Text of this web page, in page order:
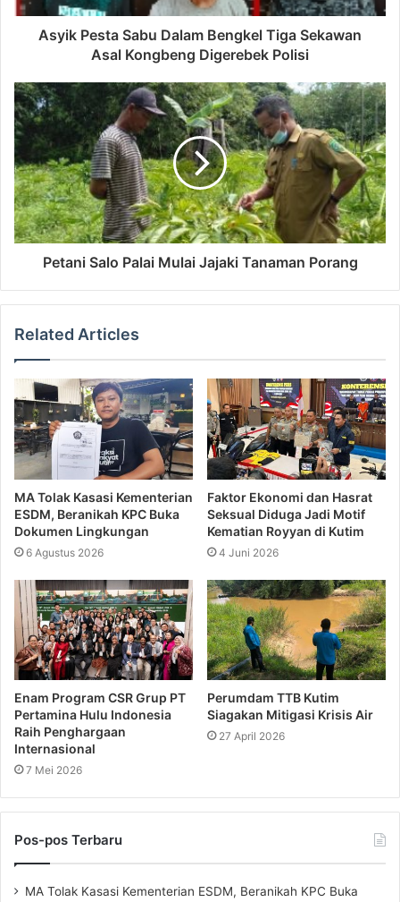
Asyik Pesta Sabu Dalam Bengkel Tiga Sekawan
Asal Kongbeng Digerebek Polisi
Petani Salo Palai Mulai Jajaki Tanaman Porang
Related Articles
MA Tolak Kasasi Kementerian
ESDM, Beranikah KPC Buka
Dokumen Lingkungan
6 Agustus 2026
Faktor Ekonomi dan Hasrat
Seksual Diduga Jadi Motif
Kematian Royyan di Kutim
4 Juni 2026
Enam Program CSR Grup PT
Pertamina Hulu Indonesia
Raih Penghargaan
Internasional
7 Mei 2026
Perumdam TTB Kutim
Siagakan Mitigasi Krisis Air
27 April 2026
Pos-pos Terbaru
MA Tolak Kasasi Kementerian ESDM, Beranikah KPC Buka